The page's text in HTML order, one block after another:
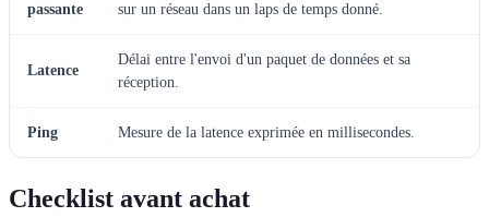
passante
sur un réseau dans un laps de temps donné.
Latence
Délai entre l'envoi d'un paquet de données et sa
réception.
Ping Mesure de la latence exprimée en millisecondes.
Checklist avant achat